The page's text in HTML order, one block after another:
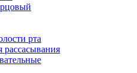
рта
рассасывания